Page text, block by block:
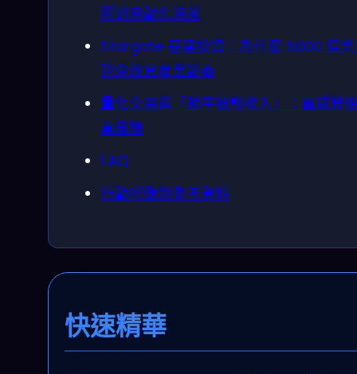
程到自動化決策
Stargate 基建投資：為什麼 5000 億
別會改寫產業節奏
量化交易與「躺平被動收入」：靈感背
真風險
FAQ
行動呼籲與參考資料
快速精華